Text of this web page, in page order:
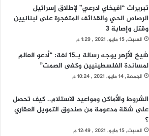
تبريرات “افيخاي ادرعي” لإطلاق إسرائيل
الرصاص الحي والقذائف المتفجرة على لبنانيين
وقتل وإصابة 3
السبت, 15 مايو, 2021 , 1:29 م
شيخ الأزهر يوجه رسالة بـ15 لغة: “أدعو العالم
لمساندة الفلسطينيين وكفى الصمت”
الجمعة, 14 مايو, 2021 , 10:24 م
الشروط والأماكن ومواعيد الاستلام.. كيف تحصل
على شقة مدعومة من صندوق التمويل العقاري
؟
السبت, 15 مايو, 2021 , 12:49 م